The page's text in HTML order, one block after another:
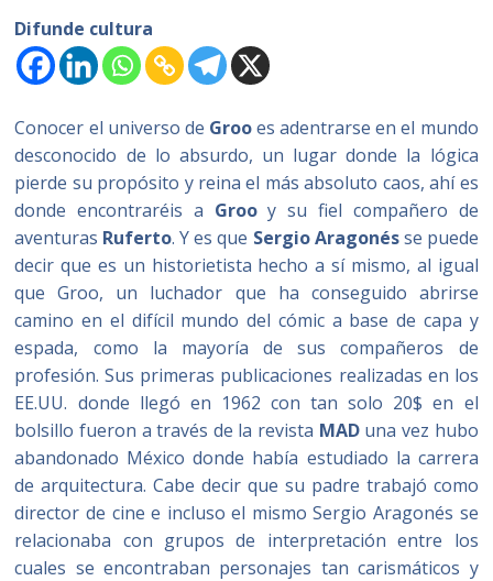
Difunde cultura
Conocer el universo de Grooes adentrarse en el mundo
desconocido de lo absurdo, un lugar donde la lógica
pierde su propósito y reina el más absoluto caos, ahí es
donde encontraréis a Grooy su fiel compañero de
aventuras Ruferto. Y es que Sergio Aragonésse puede
decir que es un historietista hecho a sí mismo, al igual
que Groo, un luchador que ha conseguido abrirse
camino en el difícil mundo del cómic a base de capa y
espada, como la mayoría de sus compañeros de
profesión. Sus primeras publicaciones realizadas en los
EE.UU. donde llegó en 1962 con tan solo 20$ en el
bolsillo fueron a través de la revista MADuna vez hubo
abandonado México donde había estudiado la carrera
de arquitectura. Cabe decir que su padre trabajó como
director de cine e incluso el mismo Sergio Aragonés se
relacionaba con grupos de interpretación entre los
cuales se encontraban personajes tan carismáticos y